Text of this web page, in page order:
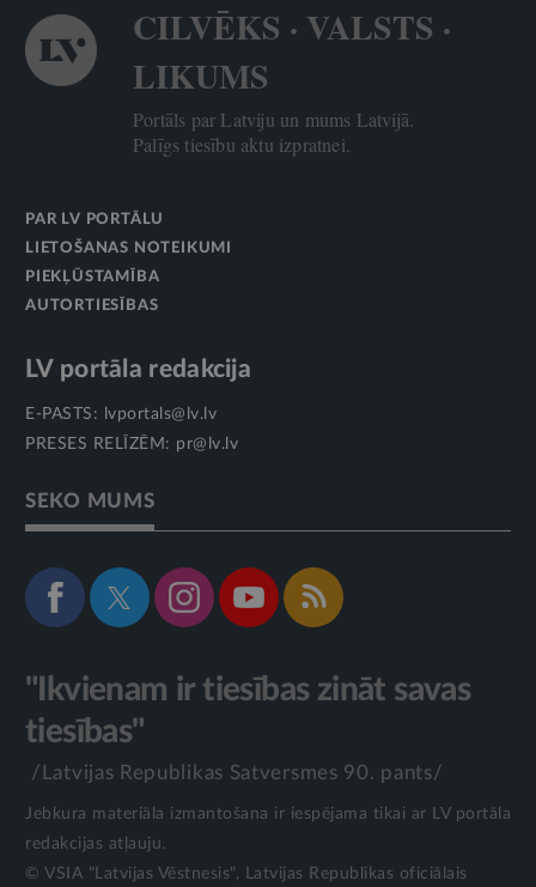
CILVĒKS · VALSTS ·
LIKUMS
Portāls par Latviju un mums Latvijā.
Palīgs tiesību aktu izpratnei.
PAR LV PORTĀLU
LIETOŠANAS NOTEIKUMI
PIEKĻŪSTAMĪBA
AUTORTIESĪBAS
LV portāla redakcija
E-PASTS:
lvportals@lv.lv
PRESES RELĪZĒM: pr@lv.lv
SEKO MUMS
"Ikvienam ir tiesības zināt savas
tiesības"
/Latvijas Republikas Satversmes 90. pants/
Jebkura materiāla izmantošana ir iespējama tikai ar LV portāla
redakcijas atļauju.
© VSIA "Latvijas Vēstnesis", Latvijas Republikas oficiālais